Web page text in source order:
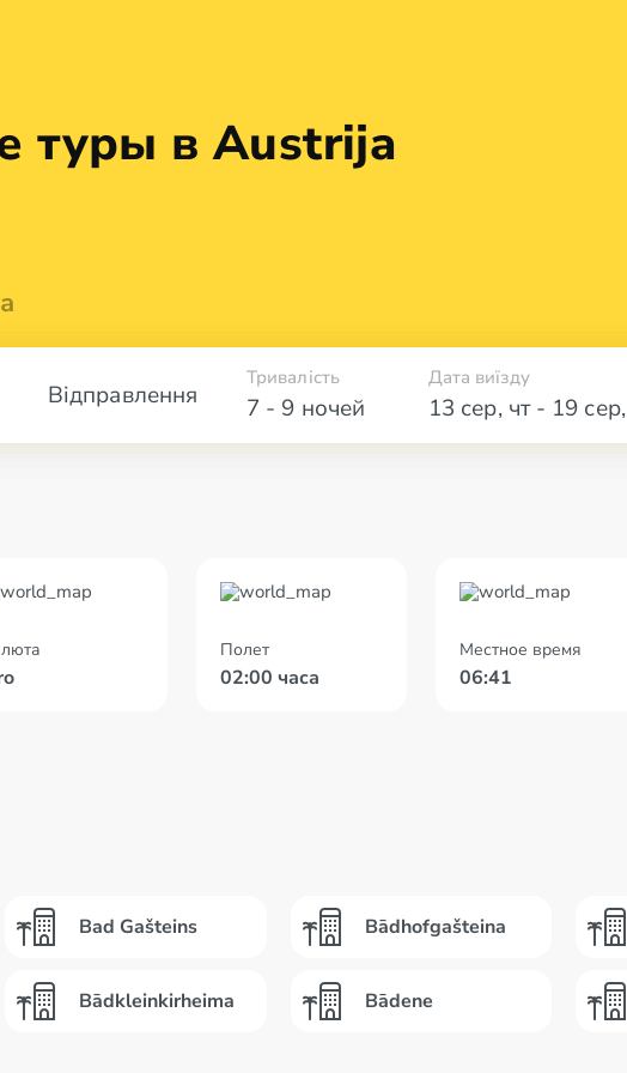
туры в Austrija
Відправлення 7 - 9 ночей
Тривалість Дата виїзду
13 сер, чт- 19 сер,
Полет
02:00 часа
Местное время
06:41
Bad Gašteins
Bādkleinkirheima
Bādhofgašteina
Bādene